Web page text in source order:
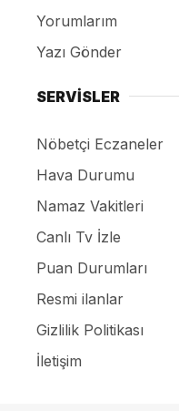
Yorumlarım
Yazı Gönder
SERVİSLER
Nöbetçi Eczaneler
Hava Durumu
Namaz Vakitleri
Canlı Tv İzle
Puan Durumları
Resmi ilanlar
Gizlilik Politikası
İletişim